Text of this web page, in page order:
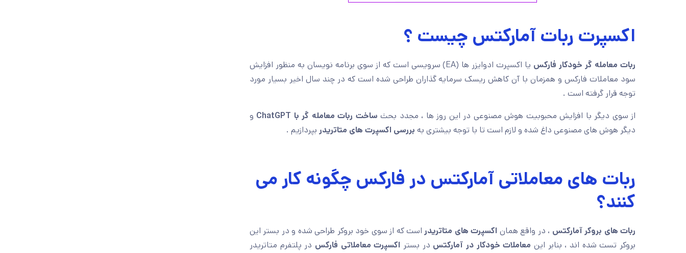
اکسپرت ربات آمارکتس چیست ؟
ربات معامله گر خودکار فارکس
یا اکسپرت ادوایزر ها (EA) سرویسی است که از سوی برنامه نویسان به منظور افزایش
سود معاملات فارکس و همزمان با آن کاهش ریسک سرمایه گذاران طراحی شده است که در چند سال اخیر بسیار مورد
توجه قرار گرفته است .
از سوی دیگر با افزایش محبوبیت هوش مصنوعی در این روز ها ، مجدد بحث ساخت ربات معامله گر با ChatGPT و
دیگر هوش های مصنوعی داغ شده و لازم است تا با توجه بیشتری به بررسی اکسپرت های متاتریدر بپردازیم .
ربات های معاملاتی آمارکتس در فارکس چگونه کار می
کنند؟
ربات های بروکر آمارکتس ، در واقع همان اکسپرت های متاتریدراست که از سوی خود بروکر طراحی شده و در بستر این
بروکر تست شده اند ، بنابر این معاملات خودکار در آمارکتس در بستر اکسپرت معاملاتی فارکس در پلتفرم متاتریدر